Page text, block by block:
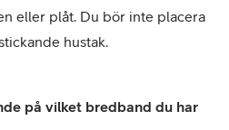
eller plåt. Du bör inte placera
hustak.
på vilket bredband du har